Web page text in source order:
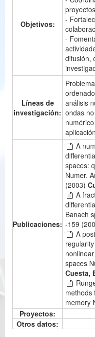
Objetivos:
-
-
difusión,
Líneas de
investigación:
análisis
ondas
Publicaciones:
A
spaces:
Numer.
(2003)
A
Banach
-159
A
spaces
Cuesta,
methods
memory
Calvo,
C.
Proyectos:
Otros datos: